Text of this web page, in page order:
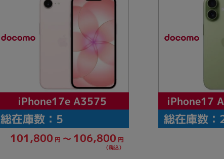
iPhone17e A3575
総在庫数：5
101,800 円 ～ 106,800 円
（税込）
iPhone17
総在庫数：
ドライブ
DVDスーパーマルチ その他
CPU